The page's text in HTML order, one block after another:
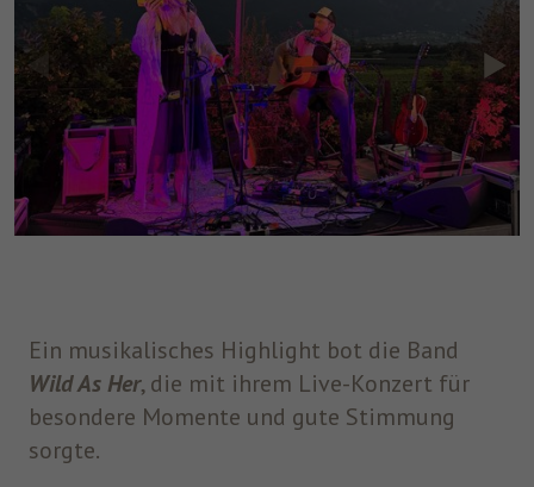
Ein musikalisches Highlight bot die Band
Wild As Her, die mit ihrem Live-Konzert für
besondere Momente und gute Stimmung
sorgte.